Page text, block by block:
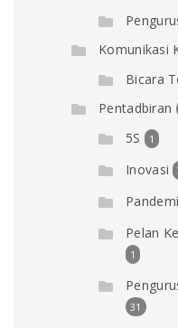
Komunikasi
Bicara
Pentadbiran
5S 1
Inovasi
Pelan
1
31